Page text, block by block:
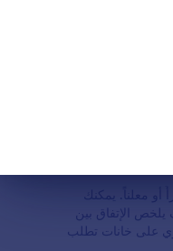
معلناً. يمكنك
يلخص الإتفاق بين
على خانات تطلب